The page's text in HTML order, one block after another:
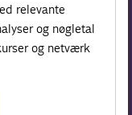
relevante
og nøgletal
og netværk